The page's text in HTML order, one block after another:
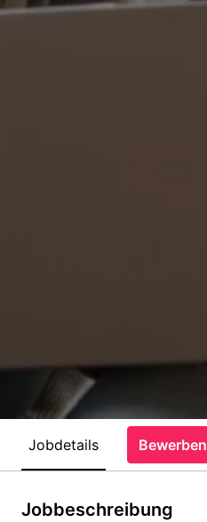
Jobdetails Bewerben
Jobbeschreibung